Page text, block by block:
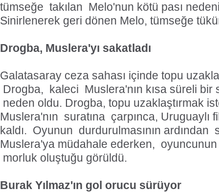
tümseğe takılan Melo'nun kötü pası
Sinirlenerek geri dönen Melo, tümseğe
Drogba, Muslera'yı sakatladı
Galatasaray ceza sahası içinde topu
Drogba, kaleci Muslera'nın kısa süreli bir
neden oldu. Drogba, topu uzaklaştırmak
Muslera'nın suratına çarpınca, Uruguaylı
kaldı. Oyunun durdurulmasının ardından
Muslera'ya müdahale ederken,
morluk oluştuğu görüldü.
Burak Yılmaz'ın gol orucu sürüyor